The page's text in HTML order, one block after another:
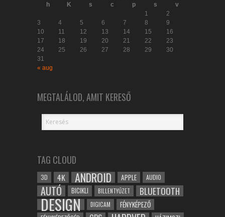
h
K s c p s
v
1
2
3
4 5 6 7 8
9
10
11 12 13 14 15
16
17
18 19 20 21 22
23
24
25 26 27 28 29
30
31
« aug
MEGTALÁLOD, AMIT KERESŐ
TAG CLOUD
3D 4K ANDROID APPLE AUDIO
AUTÓ BICIKLI BILLENTYŰZET BLUETOOTH
DESIGN DIGICAM FÉNYKÉPEZŐ